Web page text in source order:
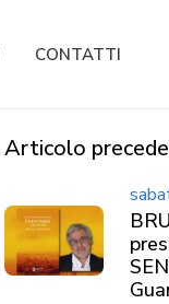
CONTATTI
Articolo